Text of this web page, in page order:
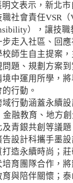
文表示，新北市
社會責任VSR（
），讓技
步走入社區、回
師生自主提案
問題、規劃方案
中運用所學，
行動。
行動涵蓋永續設
融教育、地方
青銀共創等議
設計科攜手墨
造永續時尚；
培育團隊合作，
育與陪伴關懷；